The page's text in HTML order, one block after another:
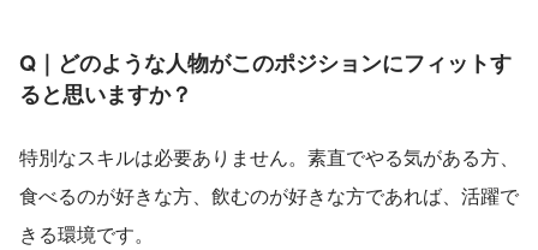
Q｜どのような人物がこのポジションにフィットす
ると思いますか？
特別なスキルは必要ありません。素直でやる気がある方、
食べるのが好きな方、飲むのが好きな方であれば、活躍で
きる環境です。